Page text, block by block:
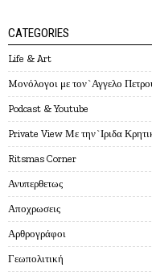
CATEGORIES
Life & Art
Mονόλογοι με τον`Αγγελο
Podcast & Youtube
Private View Με την`Ιριδα
Ritsmas Corner
Ανυπερθετως
Αποχρωσεις
Αρθρογράφοι
Γεωπολιτική